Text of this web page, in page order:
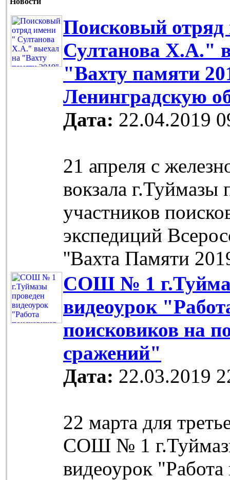
Поисковый
Султанова Х.А."
"Вахту памяти
Ленинградскую
Дата: 22.04.2019
21 апреля с
вокзала г.Туймазы
участников
экспедиций
''Вахта Памяти
СОШ № 1
видеоурок
поисковиков на
сражений"
Дата: 22.03.2019
22 марта для
СОШ № 1
видеоурок "Работа